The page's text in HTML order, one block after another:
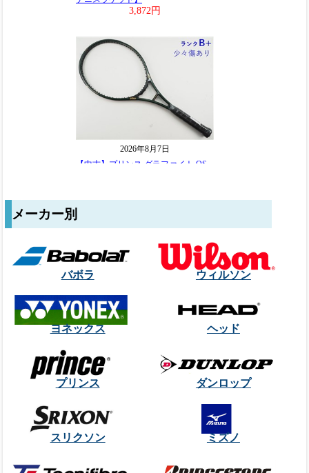
メーカー別
バボラ ウィルソン
ヨネックス ヘッド
プリンス ダンロップ
スリクソン ミズノ